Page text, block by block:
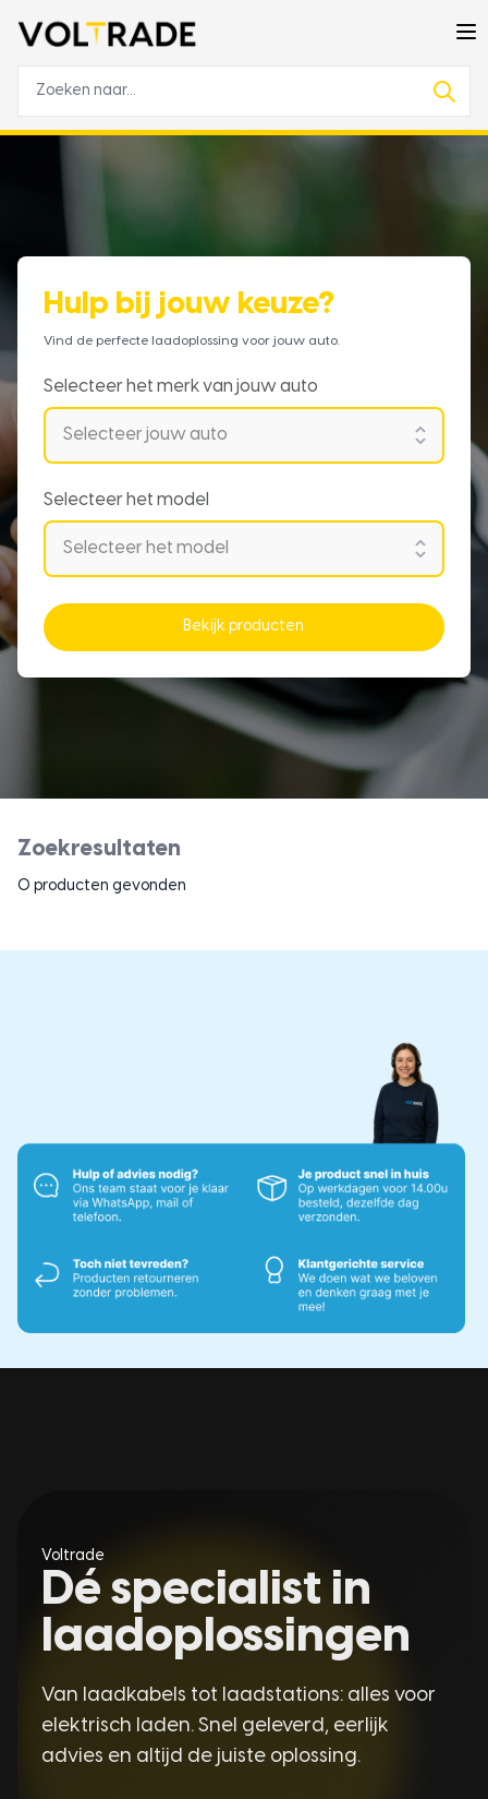
Hulp bij jouw keuze?
Vind de perfecte laadoplossing voor jouw auto.
Selecteer het merk van jouw auto
Selecteer het model
Bekijk producten
Zoekresultaten
0 producten gevonden
Voltrade
Dé specialist in
laadoplossingen
Van laadkabels tot laadstations: alles voor
elektrisch laden. Snel geleverd, eerlijk
advies en altijd de juiste oplossing.